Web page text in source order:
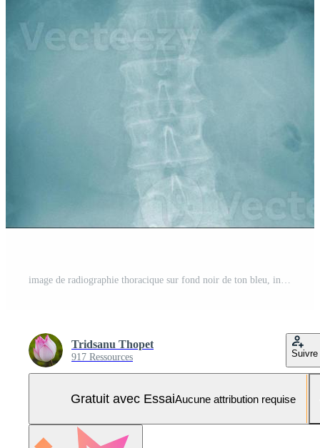
image de radiographie thoracique sur fond noir de ton bleu, infection pulmonaire avec sécrétion Photo Pro
Tridsanu Thopet
917 Ressources Suivre
Gratuit avec EssaiAucune attribution requise